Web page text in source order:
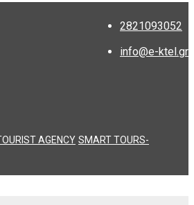
2821093052
info@e-ktel.gr
SMART TOURS-